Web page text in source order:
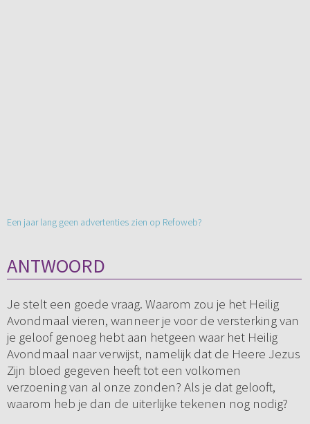
Een jaar lang geen advertenties zien op Refoweb?
ANTWOORD
Je stelt een goede vraag. Waarom zou je het Heilig
Avondmaal vieren, wanneer je voor de versterking van
je geloof genoeg hebt aan hetgeen waar het Heilig
Avondmaal naar verwijst, namelijk dat de Heere Jezus
Zijn bloed gegeven heeft tot een volkomen
verzoening van al onze zonden? Als je dat gelooft,
waarom heb je dan de uiterlijke tekenen nog nodig?